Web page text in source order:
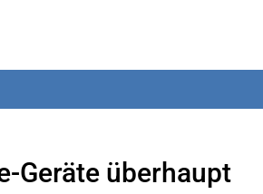
Geräte überhaupt